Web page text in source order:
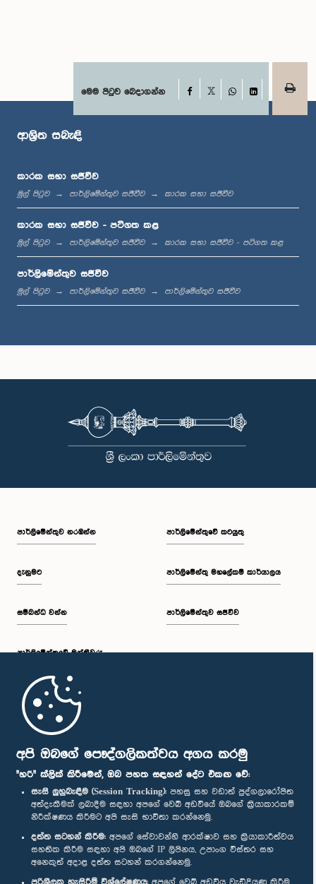
අපි ඔබගේ පෞද්ගලිකත්වය අගය කරමු
"හරි" ක්ලික් කිරීමෙන්, ඔබ පහත සඳහන් දේට එකඟ වේ:
සැසි ලුහුබැඳීම (Session Tracking): පහසු සහ වඩාත් පුද්ගලාරෝපිත
අත්දැකීමක් ලබාදීම සඳහා අපගේ වෙබ් අඩවියේ ඔබගේ ක්‍රියාකාරකම්
නිරීක්ෂණය කිරීමට අපි සැසි භාවිතා කරන්නෙමු.
දත්ත සටහන් කිරීම: අපගේ සේවාවන්හි ආරක්ෂාව සහ ක්‍රියාකාරීත්වය
සහතික කිරීම සඳහා අපි ඔබගේ IP ලිපිනය, උපාංග විස්තර සහ
අනෙකුත් අදාළ දත්ත සටහන් කරගන්නෙමු.
පෙ.ව. 11:41 - පෙ.ව. 11:51
ප.ව. 12:11 - ප.ව. 12:24
ප.ව. 12:24 - ප.ව. 12:34
ප.ව. 1:07 - ප.ව. 1:18
ප.ව. 1:34 - ප.ව. 1:44
ප.ව. 1:44 - ප.ව. 1:56
ප.ව. 1:56 - ප.ව. 2:04
ප.ව. 2:04 - ප.ව. 2:14
ප.ව. 2:14 - ප.ව. 2:22
මෙම පිටුව බෙදාගන්න Facebook
WhatsApp
LinkedIn
ආශ්‍රිත සබැඳි
කාරක සභා සජීවීව
මුල් පිටුව පාර්ලිමේන්තුව සජීවීව කාරක සභා සජීවීව
කාරක සභා සජීවීව - පටිගත කළ
මුල් පිටුව පාර්ලිමේන්තුව සජීවීව කාරක සභා සජීවීව - පටිගත කළ
පාර්ලිමේන්තුව සජීවීව
මුල් පිටුව පාර්ලිමේන්තුව සජීවීව පාර්ලිමේන්තුව සජීවීව
පාර්ලි‌මේන්තුව නරඹන්න
දැනුමට
සම්බන්ධ වන්න
පාර්ලි‌මේන්තුවේ මන්ත්‍රීවරු
මුල් පිටුව
පාර්ලිමේන්තුවේ කටයුතු
පාර්ලිමේන්තු මහලේකම් කාර්යාලය
පාර්ලිමේන්තුව සජීවීව
පාර්ලිමේන්තු ජංගම යෙදුම
අප හා සම්බන්ධ වී සිටින්න :
සම්මාන